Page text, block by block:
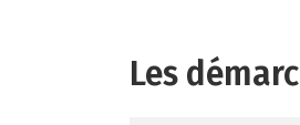
Les